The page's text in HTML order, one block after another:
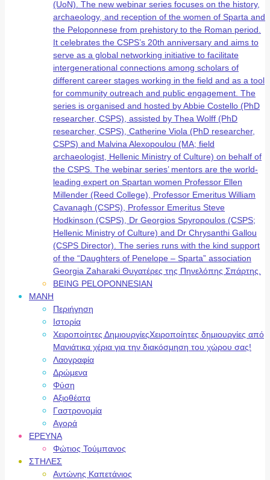
(UoN). The new webinar series focuses on the history,
archaeology, and reception of the women of Sparta and
the Peloponnese from prehistory to the Roman period.
It celebrates the CSPS’s 20th anniversary and aims to
serve as a global networking initiative to facilitate
intergenerational connections among scholars of
different career stages working in the field and as a tool
for community outreach and public engagement. The
series is organised and hosted by Abbie Costello (PhD
researcher, CSPS), assisted by Thea Wolff (PhD
researcher, CSPS), Catherine Viola (PhD researcher,
CSPS) and Malvina Alexopoulou (MA; field
archaeologist, Hellenic Ministry of Culture) on behalf of
the CSPS. The webinar series’ mentors are the world-
leading expert on Spartan women Professor Ellen
Millender (Reed College), Professor Emeritus William
Cavanagh (CSPS), Professor Emeritus Steve
Hodkinson (CSPS), Dr Georgios Spyropoulos (CSPS;
Hellenic Ministry of Culture) and Dr Chrysanthi Gallou
(CSPS Director). The series runs with the kind support
of the “Daughters of Penelope – Sparta” association
Georgia Zaharaki Θυγατέρες της Πηνελόπης Σπάρτης.
BEING PELOPONNESIAN
ΜΑΝΗ
Περιήγηση
Ιστορία
Χειροποίητες ΔημιουργίεςΧειροποίητες δημιουργίες από
Μανιάτικα χέρια για την διακόσμηση του χώρου σας!
Λαογραφία
Δρώμενα
Φύση
Αξιοθέατα
Γαστρονομία
Αγορά
ΕΡΕΥΝΑ
Φώτιος Τούμπανος
ΣΤΗΛΕΣ
Αντώνης Καπετάνιος